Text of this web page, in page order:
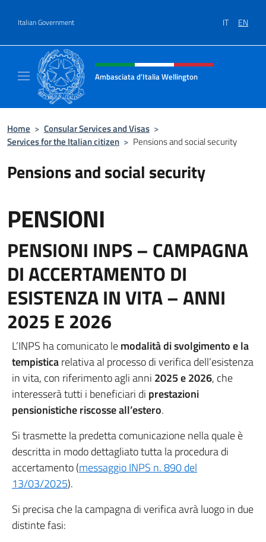
Italian Government IT EN
Header, social and menu of site
Ambasciata d'Italia Wellington
Home > Consular Services and Visas >
Services for the Italian citizen > Pensions and social security
Pensions and social security
PENSIONI
PENSIONI INPS – CAMPAGNA
DI ACCERTAMENTO DI
ESISTENZA IN VITA – ANNI
2025 E 2026
L’INPS ha comunicato lemodalità di svolgimento e la
tempisticarelativa al processo di verifica dell’esistenza
in vita, con riferimento agli anni 2025 e 2026, che
interesserà tutti i beneficiari di prestazioni
pensionistiche riscosse all’estero.
Si trasmette la predetta comunicazione nella quale è
descritta in modo dettagliato tutta la procedura di
accertamento (messaggio INPS n. 890 del
13/03/2025).
Si precisa che la campagna di verifica avrà luogo in due
distinte fasi: